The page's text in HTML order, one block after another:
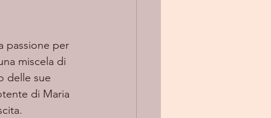
passione per
miscela di
delle sue
di Maria